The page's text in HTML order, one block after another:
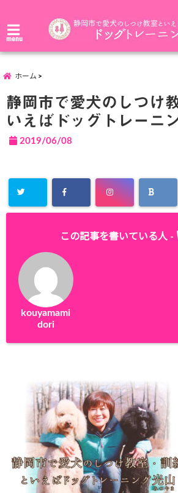
menu
ホーム
静岡市で愛犬のしつけ
いえばドッグトレーニ
2019/06/08
この記事を書いている人 -
kouyamami
dori